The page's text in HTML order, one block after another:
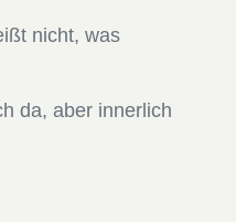
nicht, was
da, aber innerlich